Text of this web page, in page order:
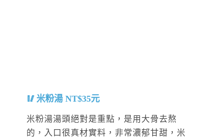
米粉湯 NT$35元
米粉湯湯頭絕對是重點，是用大骨去熬
的，入口很真材實料，非常濃郁甘甜，米